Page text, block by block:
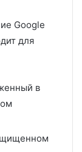
Google
для
в